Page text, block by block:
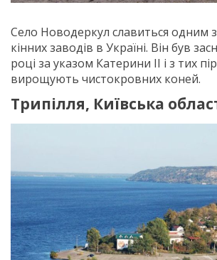
Село Новодеркул славиться одним
кінних заводів в Україні. Він був
році за указом Катерини II і з тих
вирощують чистокровних коней.
Трипілля, Київська